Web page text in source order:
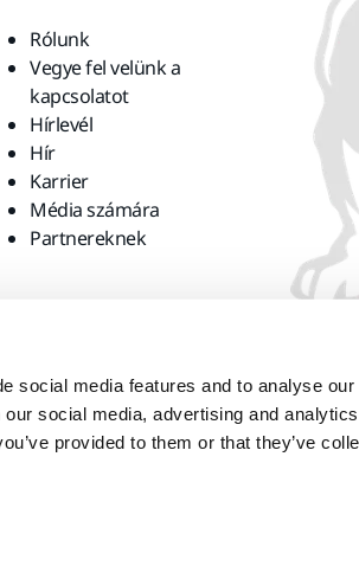
social media features and to analyse our
social media, advertising and analytics
provided to them or that they’ve
Rólunk
Vegye fel velünk a
kapcsolatot
Hírlevél
Hír
Karrier
Média számára
Partnereknek